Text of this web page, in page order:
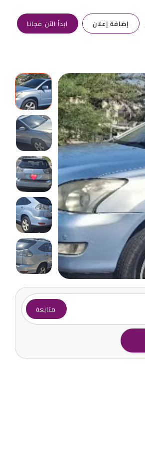
إضافة إعلان ابدأ الآن مجانا
متابعة